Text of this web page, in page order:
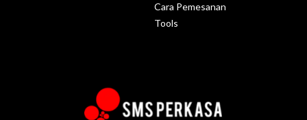
Cara Pemesanan
Tools